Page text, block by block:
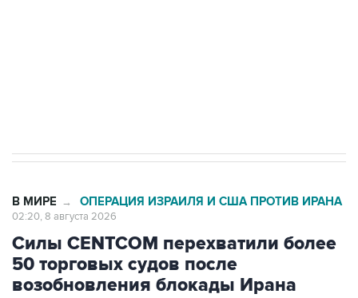
В МИРЕ → ОПЕРАЦИЯ ИЗРАИЛЯ И США ПРОТИВ ИРАНА
02:20, 8 августа 2026
Силы CENTCOM перехватили более
50 торговых судов после
возобновления блокады Ирана